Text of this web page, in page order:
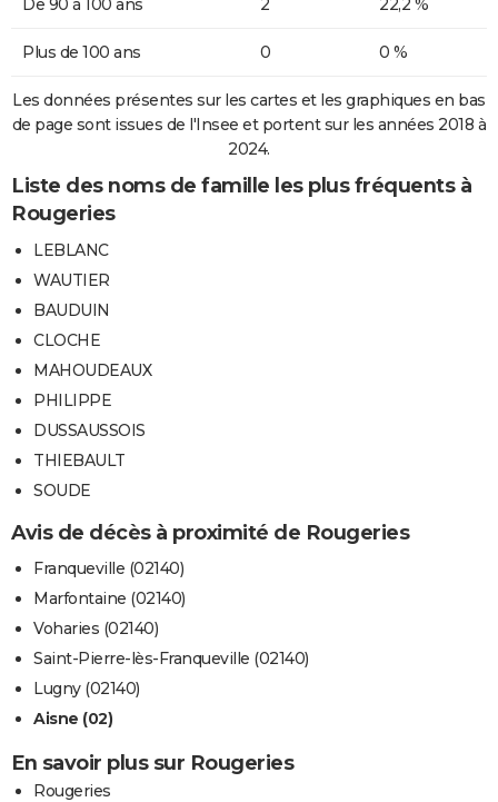
De 90 à 100 ans 2 22,2 %
Plus de 100 ans 0 0 %
Les données présentes sur les cartes et les graphiques en bas
de page sont issues de l'Insee et portent sur les années 2018 à
2024.
Liste des noms de famille les plus fréquents à
Rougeries
LEBLANC
WAUTIER
BAUDUIN
CLOCHE
MAHOUDEAUX
PHILIPPE
DUSSAUSSOIS
THIEBAULT
SOUDE
Avis de décès à proximité de Rougeries
Franqueville (02140)
Marfontaine (02140)
Voharies (02140)
Saint-Pierre-lès-Franqueville (02140)
Lugny (02140)
Aisne (02)
En savoir plus sur Rougeries
Rougeries